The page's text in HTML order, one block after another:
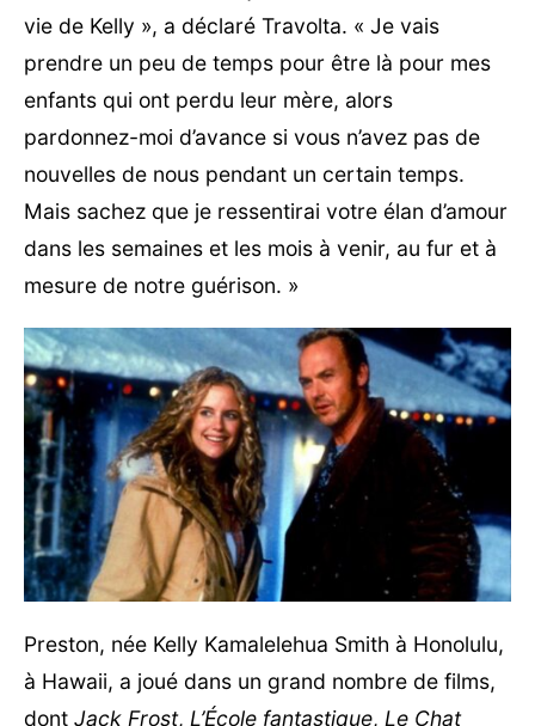
vie de Kelly », a déclaré Travolta. « Je vais
prendre un peu de temps pour être là pour mes
enfants qui ont perdu leur mère, alors
pardonnez-moi d’avance si vous n’avez pas de
nouvelles de nous pendant un certain temps.
Mais sachez que je ressentirai votre élan d’amour
dans les semaines et les mois à venir, au fur et à
mesure de notre guérison. »
Preston, née Kelly Kamalelehua Smith à Honolulu,
à Hawaii, a joué dans un grand nombre de films,
dont Jack Frost, L’École fantastique, Le Chat